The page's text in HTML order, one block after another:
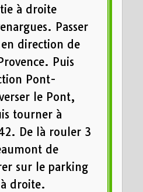
à droite
Passer
direction de
Puis
Pont-
le Pont,
tourner à
De là rouler 3
de
sur le parking
droite.